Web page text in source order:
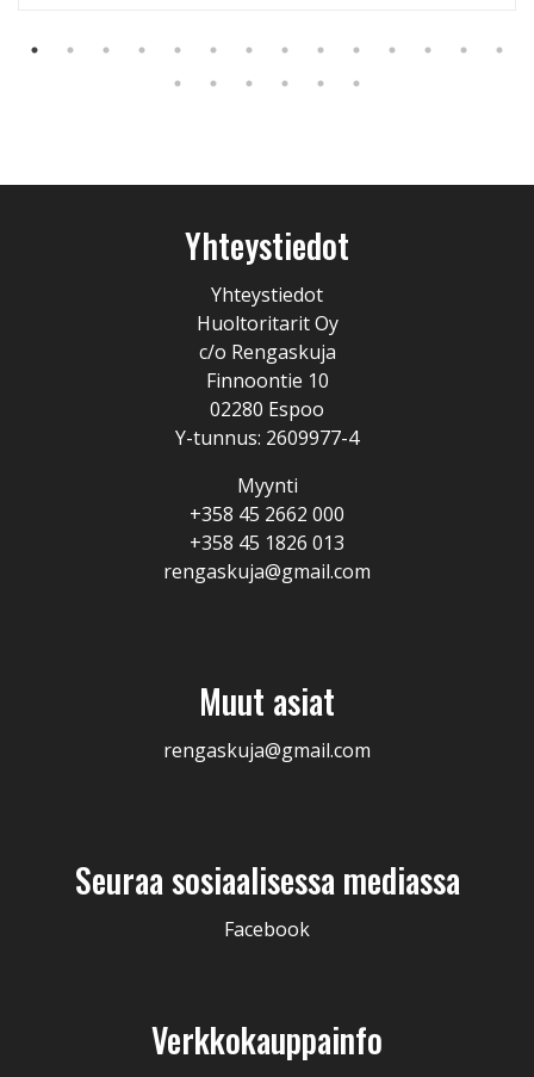
Yhteystiedot
Yhteystiedot
Huoltoritarit Oy
c/o Rengaskuja
Finnoontie 10
02280 Espoo
Y-tunnus: 2609977-4
Myynti
+358 45 2662 000
+358 45 1826 013
rengaskuja@gmail.com
Muut asiat
rengaskuja@gmail.com
Seuraa sosiaalisessa mediassa
Facebook
Verkkokauppainfo